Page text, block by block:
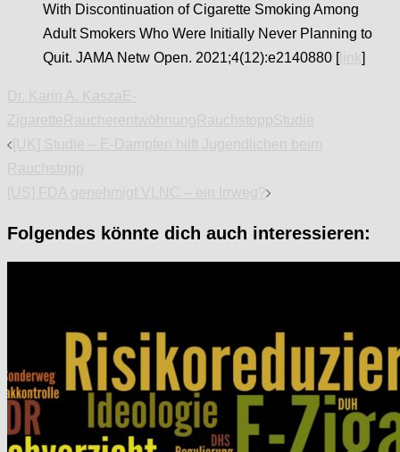
With Discontinuation of Cigarette Smoking Among
Adult Smokers Who Were Initially Never Planning to
Quit. JAMA Netw Open. 2021;4(12):e2140880 [link ]
Beitragsnavigation
Folgendes könnte dich auch interessieren: